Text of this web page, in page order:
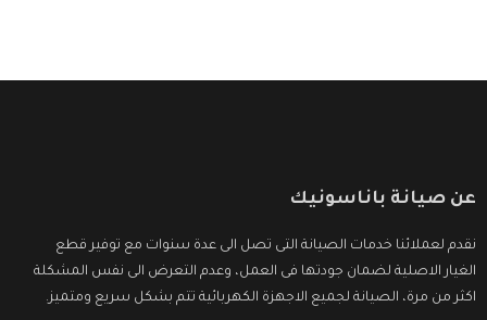
عن صيانة باناسونيك
نقدم لعملائنا خدمات الصيانة التى تصل الى عدة سنوات مع توفير قطع
الغيار الاصلية لضمان جودتها فى العمل، وعدم التعرض الى نفس المشكلة
اكثر من مرة، الصيانة لجميع الاجهزة الكهربائية تتم بشكل سريع ومتميز.